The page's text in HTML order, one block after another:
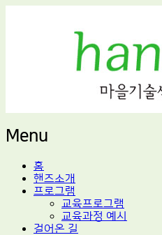
마을기술센터 핸즈
적정기술 교육
Menu
Skip
content
홈
핸즈소개
프로그램
교육프로그램
교육과정 예시
걸어온 길